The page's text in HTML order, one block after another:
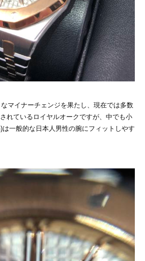
マイナーチェンジを果たし、現在では多数
れているロイヤルオークですが、中でも小
一般的な日本人男性の腕にフィットしやす